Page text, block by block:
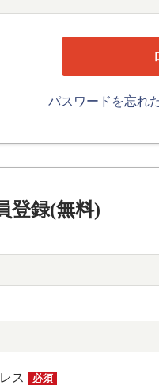
パスワードを忘れ
登録(無料)
ス 必須